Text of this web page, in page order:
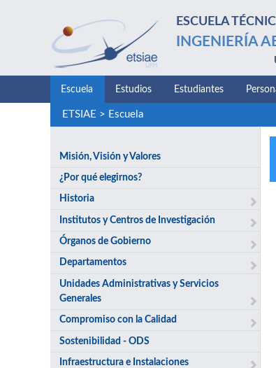
ESCUELA
INGENIERÍA
Escuela Estudios Estudiantes
ETSIAE > Escuela
Misión, Visión y Valores
¿Por qué elegirnos?
Historia
Institutos y Centros de Investigación
Órganos de Gobierno
Departamentos
Unidades Administrativas y Servicios
Generales
Compromiso con la Calidad
Sostenibilidad - ODS
Infraestructura e Instalaciones